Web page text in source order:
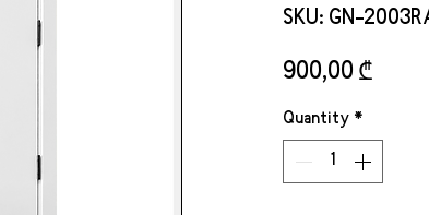
SKU: GN-
900,00 ₾
Quantity *